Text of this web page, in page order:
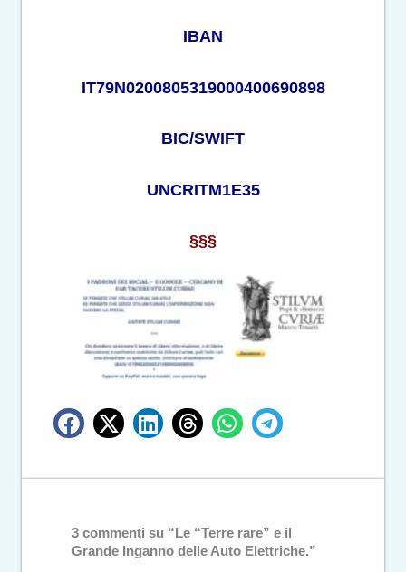
IBAN
IT79N0200805319000400690898
BIC/SWIFT
UNCRITM1E35
§§§
3 commenti su “Le “Terre rare” e il
Grande Inganno delle Auto Elettriche.”